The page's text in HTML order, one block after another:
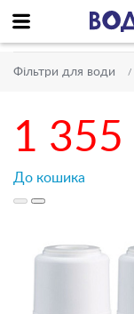
Фільтри для води
1 355
До кошика